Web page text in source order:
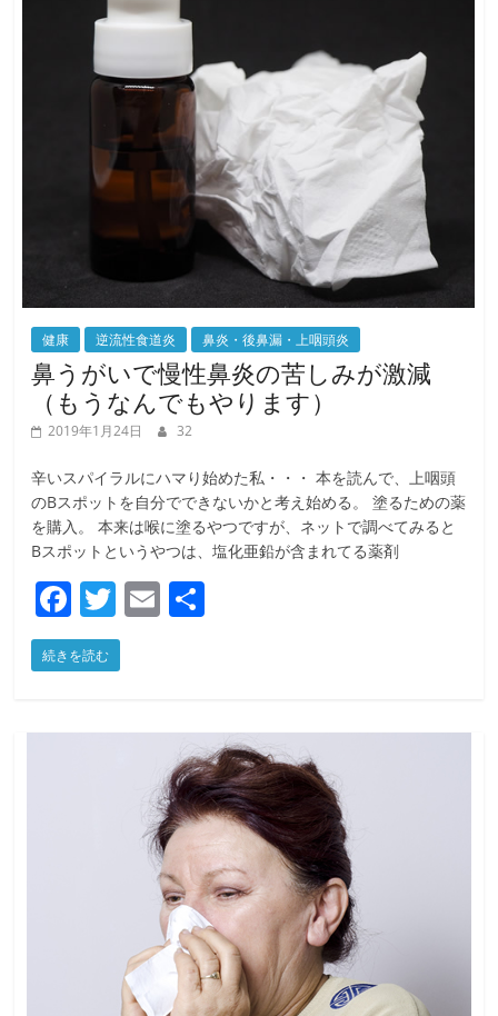
健康 逆流性食道炎 鼻炎・後鼻漏・上咽頭炎
鼻うがいで慢性鼻炎の苦しみが激減
（もうなんでもやります）
2019年1月24日 32
辛いスパイラルにハマり始めた私・・・ 本を読んで、上咽頭
のBスポットを自分でできないかと考え始める。 塗るための薬
を購入。 本来は喉に塗るやつですが、ネットで調べてみると
Bスポットというやつは、塩化亜鉛が含まれてる薬剤
F
a
c
b
T
w
itt
E
続きを読む